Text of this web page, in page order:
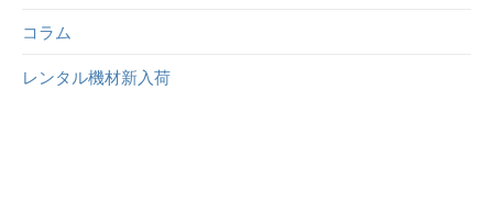
コラム
レンタル機材新入荷